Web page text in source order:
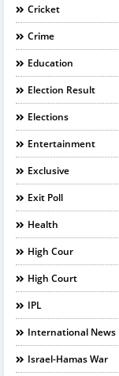
Cricket
Crime
Education
Election Result
Elections
Entertainment
Exclusive
Exit Poll
Health
High Cour
High Court
IPL
International News
Israel-Hamas War